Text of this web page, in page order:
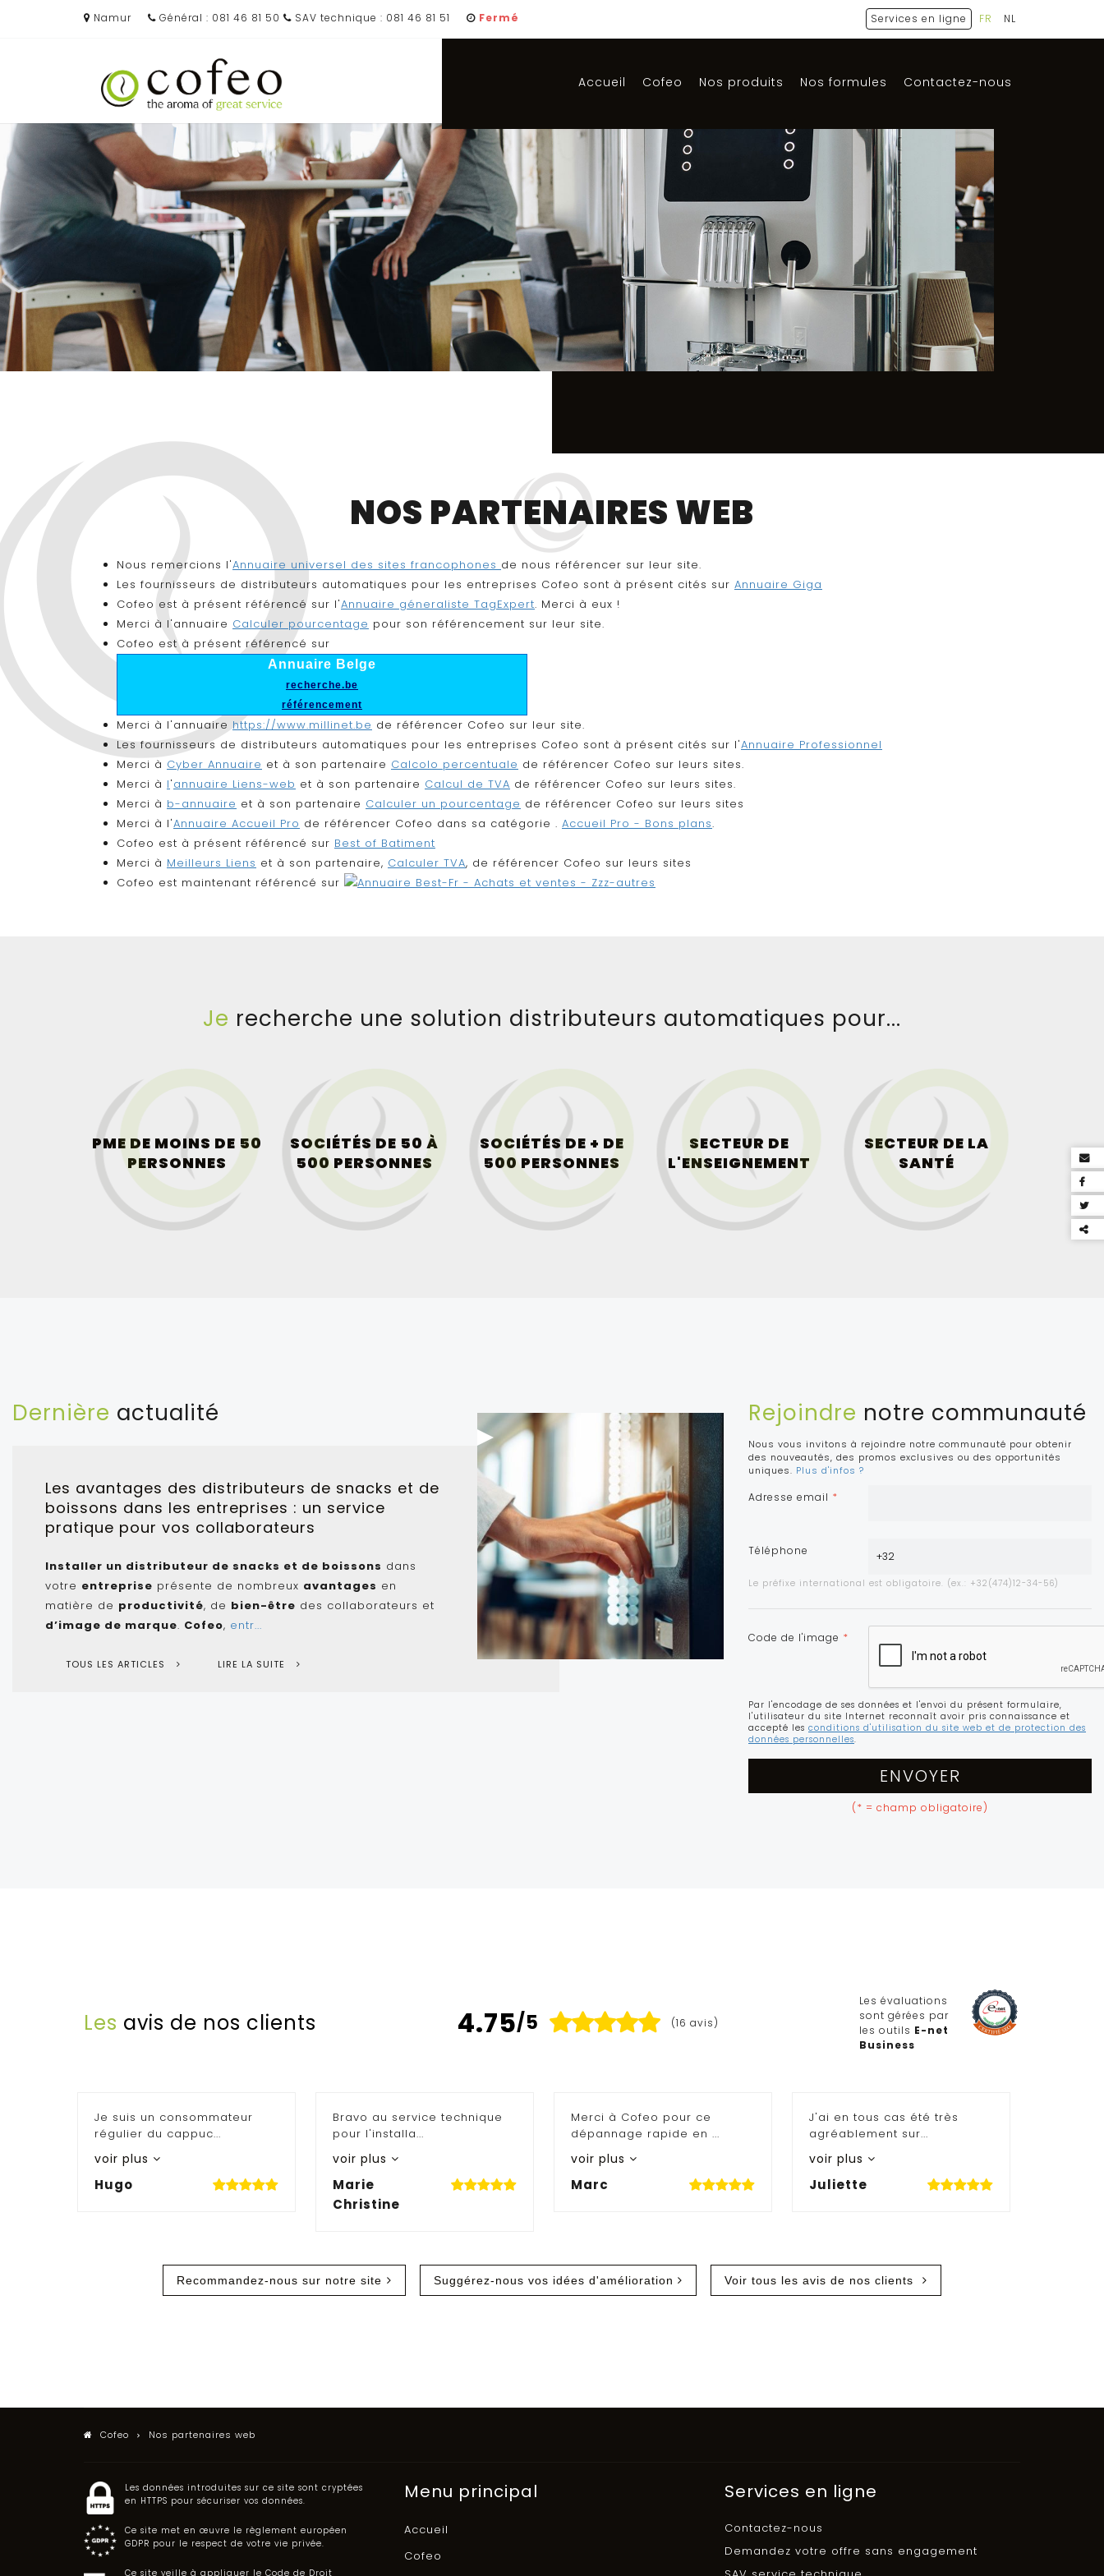
Services en ligne FR NL
Namur Général : 081 46 81 50 SAV technique : 081 46 81 51 Fermé
Accueil Cofeo Nos produits Nos formules Contactez-nous
NOS PARTENAIRES WEB
Nous remercions l'Annuaire universel des sites francophones de nous référencer sur leur site.
Les fournisseurs de distributeurs automatiques pour les entreprises Cofeo sont à présent cités sur Annuaire Giga
Cofeo est à présent référencé sur l'Annuaire géneraliste TagExpert. Merci à eux !
Merci à l'annuaire Calculer pourcentage pour son référencement sur leur site.
Cofeo est à présent référencé sur
Annuaire Belge
recherche.be
référencement
Merci à l'annuaire https://www.millinet.be de référencer Cofeo sur leur site.
Les fournisseurs de distributeurs automatiques pour les entreprises Cofeo sont à présent cités sur l'Annuaire Professionnel
Merci à Cyber Annuaire et à son partenaire Calcolo percentuale de référencer Cofeo sur leurs sites.
Merci à l'annuaire Liens-web et à son partenaire Calcul de TVA de référencer Cofeo sur leurs sites.
Merci à b-annuaire et à son partenaire Calculer un pourcentage de référencer Cofeo sur leurs sites
Merci à l'Annuaire Accueil Pro de référencer Cofeo dans sa catégorie . Accueil Pro - Bons plans.
Cofeo est à présent référencé sur Best of Batiment
Merci à Meilleurs Liens et à son partenaire, Calculer TVA, de référencer Cofeo sur leurs sites
Cofeo est maintenant référencé sur
Je recherche une solution distributeurs automatiques pour...
PME DE MOINS DE 50
PERSONNES
SOCIÉTÉS DE 50 À
500 PERSONNES
SOCIÉTÉS DE + DE
500 PERSONNES
SECTEUR DE
L'ENSEIGNEMENT
SECTEUR DE LA
SANTÉ
Dernière actualité
Les avantages des distributeurs de snacks et de
boissons dans les entreprises : un service
pratique pour vos collaborateurs
Installer un distributeur de snacks et de boissons dans
votre entreprise présente de nombreux avantages en
matière de productivité, de bien-être des collaborateurs et
d’image de marque. Cofeo, entr...
TOUS LES ARTICLES LIRE LA SUITE
Rejoindre notre communauté
Nous vous invitons à rejoindre notre communauté pour obtenir
des nouveautés, des promos exclusives ou des opportunités
uniques. Plus d'infos ?
Adresse email *
Téléphone
Le préfixe international est obligatoire. (ex.: +32(474)12-34-56)
Code de l'image *
Par l'encodage de ses données et l'envoi du présent formulaire,
l'utilisateur du site Internet reconnaît avoir pris connaissance et
accepté les conditions d'utilisation du site web et de protection des
données personnelles.
ENVOYER
(* = champ obligatoire)
Les avis de nos clients 4.75/5 (16 avis)
Les évaluations
sont gérées par
les outils E-net
Business
Je suis un consommateur
régulier du cappuc...
voir plus
Hugo
Bravo au service technique
pour l'installa...
voir plus
Marie
Christine
Merci à Cofeo pour ce
dépannage rapide en ...
voir plus
Marc
J'ai en tous cas été très
agréablement sur...
voir plus
Juliette
Recommandez-nous sur notre site Suggérez-nous vos idées d'amélioration Voir tous les avis de nos clients
Cofeo Nos partenaires web
Les données introduites sur ce site sont cryptées
en HTTPS pour sécuriser vos données.
Ce site met en œuvre le règlement européen
GDPR pour le respect de votre vie privée.
Ce site veille à appliquer le Code de Droit
Menu principal
Accueil
Cofeo
Services en ligne
Contactez-nous
Demandez votre offre sans engagement